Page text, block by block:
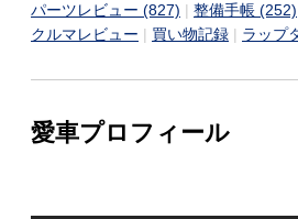
パーツレビュー (827) | 整備手帳 (252)
クルマレビュー | 買い物記録 | ラップ
愛車プロフィール